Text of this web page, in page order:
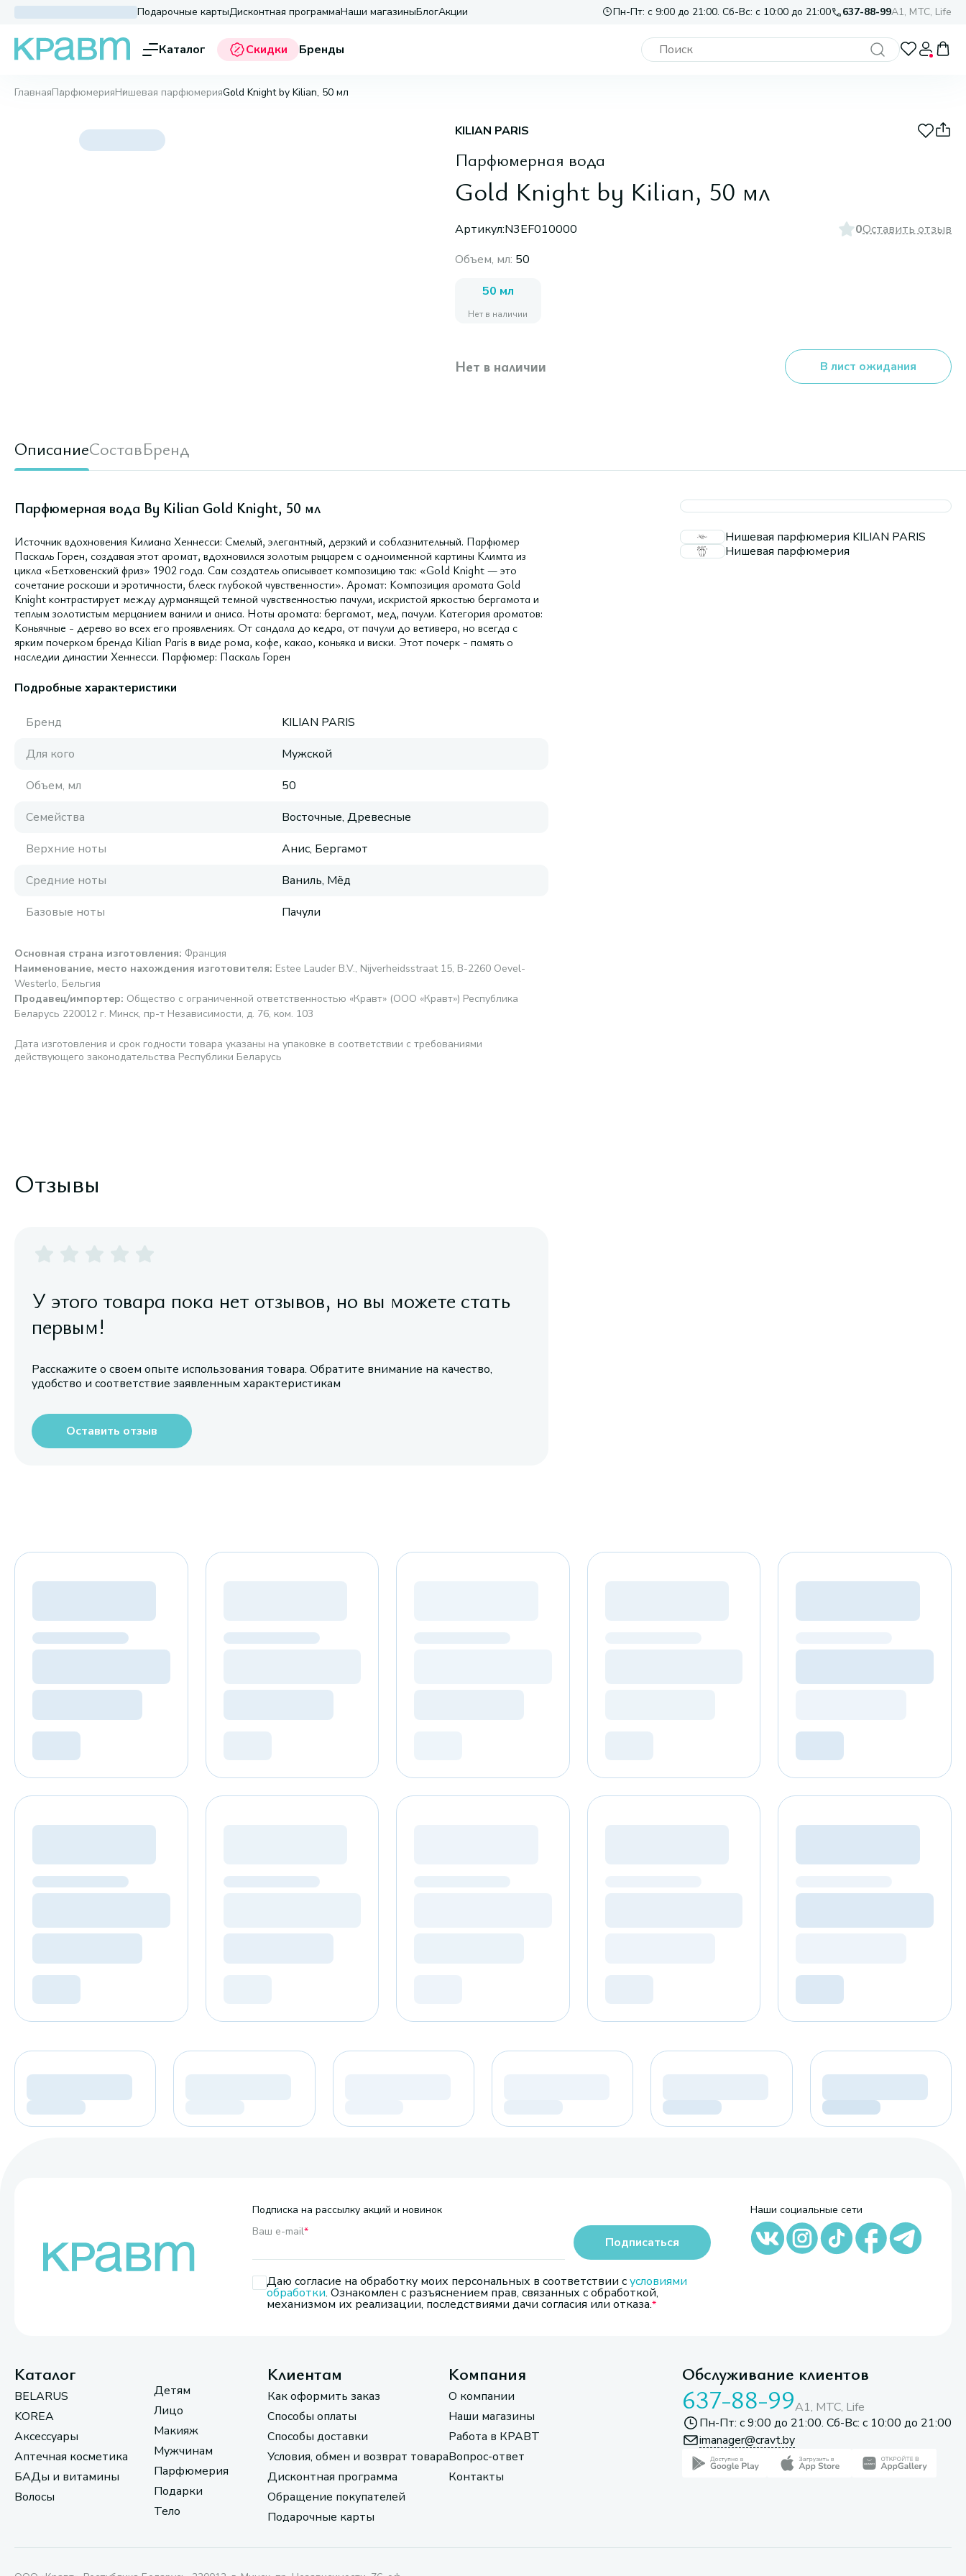
Подарочные картыДисконтная программаНаши магазиныБлогАкции Пн-Пт: с 9:00 до 21:00. Сб-Вс: с 10:00 до 21:00 637-88-99A1, МТС, Life
Каталог Скидки Бренды
ГлавнаяПарфюмерияНишевая парфюмерияGold Knight by Kilian, 50 мл
KILIAN PARIS
Парфюмерная вода
Gold Knight by Kilian, 50 мл
Артикул:N3EF010000 0Оставить отзыв
Объем, мл: 50
50 мл
Нет в наличии
Нет в наличии В лист ожидания
ОписаниеСоставБренд
Парфюмерная вода By Kilian Gold Knight, 50 мл
Источник вдохновения Килиана Хеннесси: Смелый, элегантный, дерзкий и соблазнительный. Парфюмер
Паскаль Горен, создавая этот аромат, вдохновился золотым рыцарем с одноименной картины Климта из
цикла «Бетховенский фриз» 1902 года. Сам создатель описывает композицию так: «Gold Knight — это
сочетание роскоши и эротичности, блеск глубокой чувственности». Аромат: Композиция аромата Gold
Knight контрастирует между дурманящей темной чувственностью пачули, искристой яркостью бергамота и
теплым золотистым мерцанием ванили и аниса. Ноты аромата: бергамот, мед, пачули. Категория ароматов:
Коньячные - дерево во всех его проявлениях. От сандала до кедра, от пачули до ветивера, но всегда с
ярким почерком бренда Kilian Paris в виде рома, кофе, какао, коньяка и виски. Этот почерк - память о
наследии династии Хеннесси. Парфюмер: Паскаль Горен
Подробные характеристики
Бренд
KILIAN PARIS
Для кого
Мужской
Объем, мл
50
Семейства
Восточные, Древесные
Верхние ноты
Анис, Бергамот
Средние ноты
Ваниль, Мёд
Базовые ноты
Пачули
Основная страна изготовления: Франция
Наименование, место нахождения изготовителя: Estee Lauder B.V., Nijverheidsstraat 15, B-2260 Oevel-
Westerlo, Бельгия
Продавец/импортер: Общество с ограниченной ответственностью «Кравт» (ООО «Кравт») Республика
Беларусь 220012 г. Минск, пр-т Независимости, д. 76, ком. 103
Дата изготовления и срок годности товара указаны на упаковке в соответствии с требованиями
действующего законодательства Республики Беларусь
Нишевая парфюмерия KILIAN PARIS
Нишевая парфюмерия
Отзывы
У этого товара пока нет отзывов, но вы можете стать
первым!
Расскажите о своем опыте использования товара. Обратите внимание на качество,
удобство и соответствие заявленным характеристикам
Оставить отзыв
Подписка на рассылку акций и новинок
Ваш e-mail*
Даю согласие на обработку моих персональных в соответствии сусловиями
обработки. Ознакомлен с разъяснением прав, связанных с обработкой,
механизмом их реализации, последствиями дачи согласия или отказа.
Подписаться
Наши социальные сети
Каталог
BELARUS
KOREA
Аксессуары
Аптечная косметика
БАДы и витамины
Волосы
Детям
Лицо
Макияж
Мужчинам
Парфюмерия
Подарки
Тело
Клиентам
Как оформить заказ
Способы оплаты
Способы доставки
Условия, обмен и возврат товара
Дисконтная программа
Обращение покупателей
Подарочные карты
Компания
О компании
Наши магазины
Работа в КРАВТ
Вопрос-ответ
Контакты
Обслуживание клиентов
637-88-99A1, МТС, Life
Пн-Пт: с 9:00 до 21:00. Сб-Вс: с 10:00 до 21:00
imanager@cravt.by